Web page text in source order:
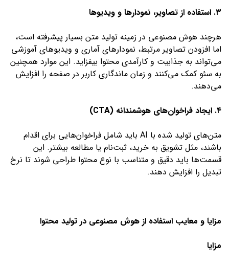
۳. استفاده از تصاویر، نمودارها و ویدیوها
هرچند هوش مصنوعی در زمینه تولید متن بسیار پیشرفته است،
اما افزودن تصاویر مرتبط، نمودارهای آماری و ویدیوهای آموزشی
می‌تواند به جذابیت و کارآمدی محتوا بیفزاید. این موارد همچنین
به سئو کمک می‌کنند و زمان ماندگاری کاربر در صفحه را افزایش
می‌دهند.
۴. ایجاد فراخوان‌های هوشمندانه (CTA)
متن‌های تولید شده با AI باید شامل فراخوان‌هایی برای اقدام
باشند، مثل تشویق به خرید، ثبت‌نام یا مطالعه بیشتر. این
قسمت‌ها باید دقیق و متناسب با نوع محتوا طراحی شوند تا نرخ
تبدیل را افزایش دهند.
مزایا و معایب استفاده از هوش مصنوعی در تولید محتوا
مزایا